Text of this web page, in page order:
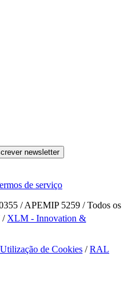
newsletter
de serviço
/ APEMIP 5259 / Todos os
/ XLM - Innovation &
de Cookies /RAL